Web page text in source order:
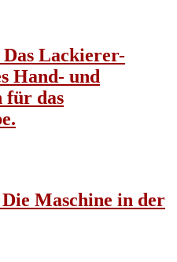
Lackierer-
Hand- und
für das
Maschine in der